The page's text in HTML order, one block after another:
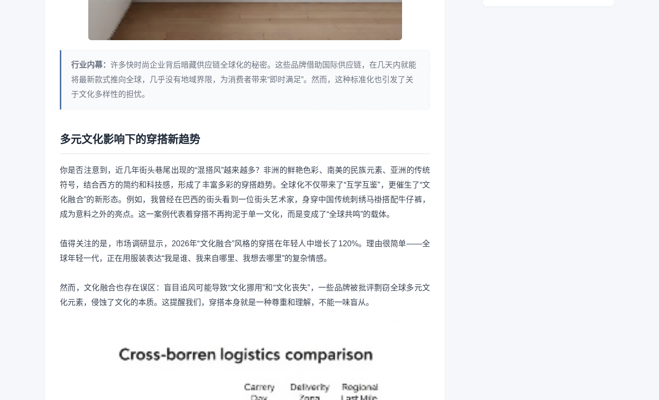
行业内幕： 许多快时尚企业背后暗藏供应链全球化的秘密。这些品牌借助国际供应链，在几天内就能
将最新款式推向全球，几乎没有地域界限，为消费者带来“即时满足”。然而，这种标准化也引发了关
于文化多样性的担忧。
多元文化影响下的穿搭新趋势
你是否注意到，近几年街头巷尾出现的“混搭风”越来越多？非洲的鲜艳色彩、南美的民族元素、亚洲的传统
符号，结合西方的简约和科技感，形成了丰富多彩的穿搭趋势。全球化不仅带来了“互学互鉴”，更催生了“文
化融合”的新形态。例如，我曾经在巴西的街头看到一位街头艺术家，身穿中国传统刺绣马褂搭配牛仔裤，
成为意料之外的亮点。这一案例代表着穿搭不再拘泥于单一文化，而是变成了“全球共鸣”的载体。
值得关注的是，市场调研显示，2026年“文化融合”风格的穿搭在年轻人中增长了120%。理由很简单——全
球年轻一代，正在用服装表达“我是谁、我来自哪里、我想去哪里”的复杂情感。
然而，文化融合也存在误区：盲目追风可能导致“文化挪用”和“文化丧失”，一些品牌被批评剽窃全球多元文
化元素，侵蚀了文化的本质。这提醒我们，穿搭本身就是一种尊重和理解，不能一味盲从。